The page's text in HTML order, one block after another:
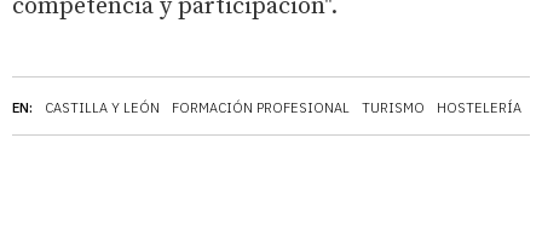
EN: CASTILLA Y LEÓN FORMACIÓN PROFESIONAL TURISMO HOSTELERÍA
competencia y participación".